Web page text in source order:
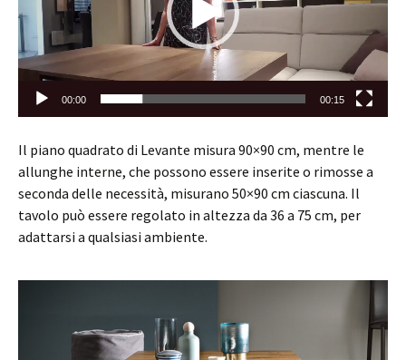
00:00 00:15
Il piano quadrato di Levante misura 90×90 cm, mentre le
allunghe interne, che possono essere inserite o rimosse a
seconda delle necessità, misurano 50×90 cm ciascuna. Il
tavolo può essere regolato in altezza da 36 a 75 cm, per
adattarsi a qualsiasi ambiente.